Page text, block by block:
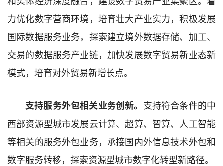
力优化数字营商环境，培育壮大产业实力，积极发展
国际数据服务业务，探索建立境外数据存储、加工、
交易的数据服务产业链，加快发展数字贸易新业态新
模式，培育对外贸易新增长点。
支持服务外包相关业务创新。 支持符合条件的中
西部资源型城市发展云计算、超算、智算、人工智能
等相关的服务外包业务，承接国内外信息技术外包和
数字服务转移，探索资源型城市数字化转型新路径。